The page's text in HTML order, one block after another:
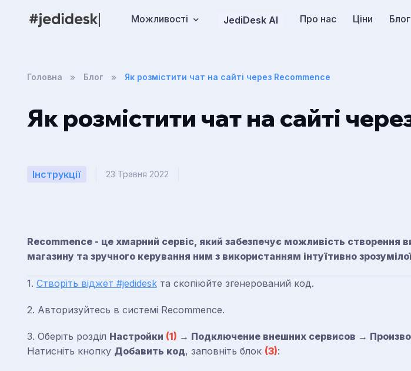
Можливості JediDesk AI Про нас Ціни Блог
Головна Блог Як розмістити чат на сайті через Recommence
Як розмістити чат на сайті
Інструкції 23 Травня 2022
Recommence - це хмарний сервіс, який забезпечує можливість створення
магазину та зручного керування ним з використанням інтуїтивно
1. ​ Створіть віджет #jedideskта скопіюйте згенерований код.
2. Авторизуйтесь в системі Recommence.
3. Оберіть розділ Настройки (1) → Подключение внешних сервисов →
Натисніть кнопку Добавить код, заповніть блок (3):